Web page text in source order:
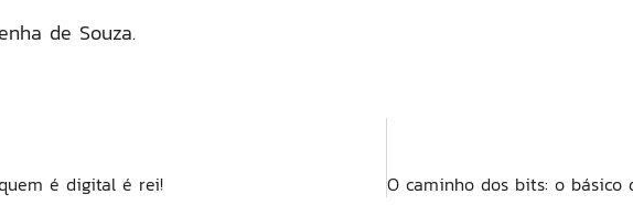
de Souza.
é digital é rei!